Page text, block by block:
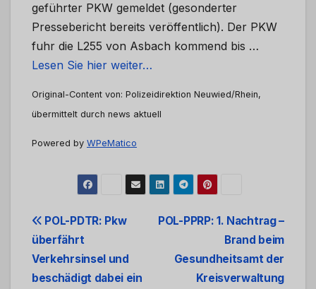
geführter PKW gemeldet (gesonderter
Pressebericht bereits veröffentlich). Der PKW
fuhr die L255 von Asbach kommend bis …
Lesen Sie hier weiter…
Original-Content von: Polizeidirektion Neuwied/Rhein,
übermittelt durch news aktuell
Powered by WPeMatico
Beitrags-
Navigation
POL-PPRP: 1. Nachtrag –
Brand beim
Gesundheitsamt der
Kreisverwaltung
POL-PDTR: Pkw
überfährt
Verkehrsinsel und
beschädigt dabei ein